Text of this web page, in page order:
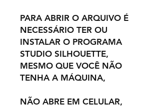
PARA ABRIR O ARQUIVO É
NECESSÁRIO TER OU
INSTALAR O PROGRAMA
STUDIO SILHOUETTE,
MESMO QUE VOCÊ NÃO
TENHA A MÁQUINA,
NÃO ABRE EM CELULAR,